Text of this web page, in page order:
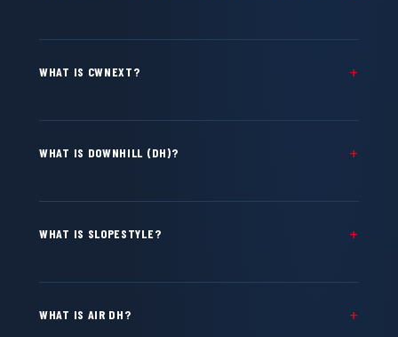
WHAT IS CWNEXT?
WHAT IS DOWNHILL (DH)?
WHAT IS SLOPESTYLE?
WHAT IS AIR DH?